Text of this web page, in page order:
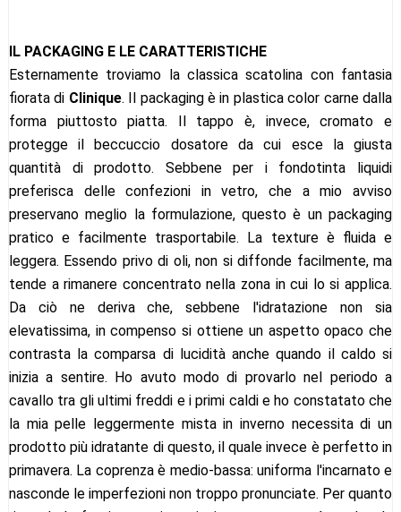
IL PACKAGING E LE CARATTERISTICHE
Esternamente troviamo la classica scatolina con fantasia
fiorata di Clinique. Il packaging è in plastica color carne dalla
forma piuttosto piatta. Il tappo è, invece, cromato e
protegge il beccuccio dosatore da cui esce la giusta
quantità di prodotto. Sebbene per i fondotinta liquidi
preferisca delle confezioni in vetro, che a mio avviso
preservano meglio la formulazione, questo è un packaging
pratico e facilmente trasportabile. La texture è fluida e
leggera. Essendo privo di oli, non si diffonde facilmente, ma
tende a rimanere concentrato nella zona in cui lo si applica.
Da ciò ne deriva che, sebbene l'idratazione non sia
elevatissima, in compenso si ottiene un aspetto opaco che
contrasta la comparsa di lucidità anche quando il caldo si
inizia a sentire. Ho avuto modo di provarlo nel periodo a
cavallo tra gli ultimi freddi e i primi caldi e ho constatato che
la mia pelle leggermente mista in inverno necessita di un
prodotto più idratante di questo, il quale invece è perfetto in
primavera. La coprenza è medio-bassa: uniforma l'incarnato e
nasconde le imperfezioni non troppo pronunciate. Per quanto